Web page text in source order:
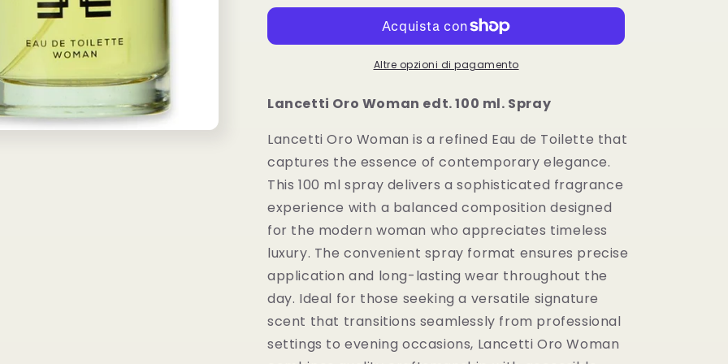
100
edt.
100
ml.
Altre opzioni di pagamento
Lancetti Oro Woman edt. 100 ml. Spray
Lancetti Oro Woman is a refined Eau de Toilette that
captures the essence of contemporary elegance.
This 100 ml spray delivers a sophisticated fragrance
experience with a balanced composition designed
for the modern woman who appreciates timeless
luxury. The convenient spray format ensures precise
application and long-lasting wear throughout the
day. Ideal for those seeking a versatile signature
scent that transitions seamlessly from professional
settings to evening occasions, Lancetti Oro Woman